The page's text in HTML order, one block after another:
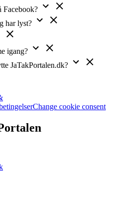
Facebook?
har lyst?
igang?
JaTakPortalen.dk?
Change cookie consent